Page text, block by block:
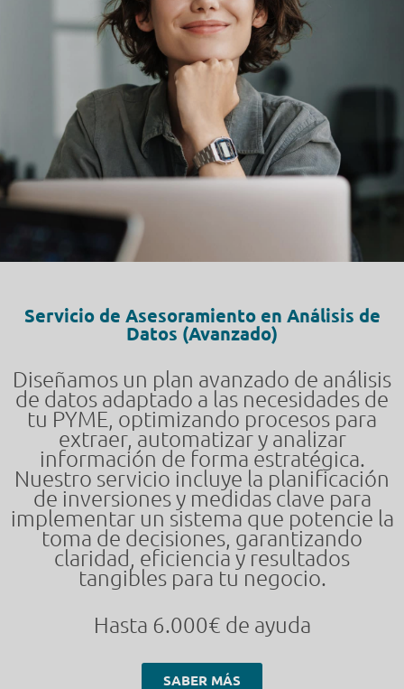
Servicio de Asesoramiento en Análisis de
Datos (Avanzado)
Diseñamos un plan avanzado de análisis
de datos adaptado a las necesidades de
tu PYME, optimizando procesos para
extraer, automatizar y analizar
información de forma estratégica.
Nuestro servicio incluye la planificación
de inversiones y medidas clave para
implementar un sistema que potencie la
toma de decisiones, garantizando
claridad, eficiencia y resultados
tangibles para tu negocio.
Hasta 6.000€ de ayuda
SABER MÁS